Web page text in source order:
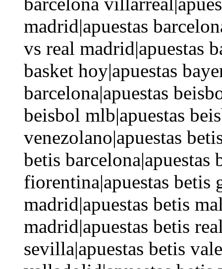
madrid|apuestas
vs real madrid|apuestas
basket hoy|apuestas
barcelona|apuestas
beisbol mlb|apuestas
venezolano|apuestas
betis barcelona|apuestas
fiorentina|apuestas betis
madrid|apuestas betis
madrid|apuestas betis
sevilla|apuestas betis